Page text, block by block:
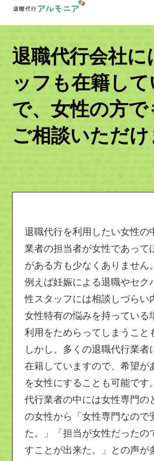
退職代行会社に
ッフも在籍し
で、女性の方で
ご相談いただけ
退職代行を利用したい女性の
業者の担当者が女性であって
がある方も少なくありません。
例えば妊娠による退職やセク
性スタッフには相談しづらい
女性特有の悩みを持っている
利用をためらってしまうこと
しかし、多くの退職代行業者
在籍していますので、希望が
を女性にすることも可能です。
代行業者の中には女性専門の
の女性から「女性専門なので
た。」「担当が女性だったの
すことが出来た。」との声が